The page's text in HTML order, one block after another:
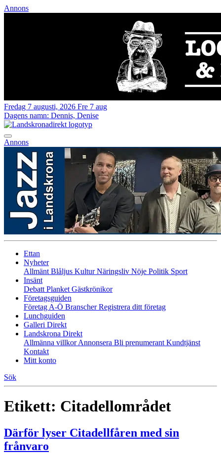
Annons
Fredag 7 augusti, 2026 Fre 7 aug
Dagens namn: Dennis, Denise
Annons
Ettan
Nyheter
Allmänt Blåljus KulturNäringsliv Nöje Politik Sport
Insänt
Debatt Planket Gästkrönikor
Företagsguiden
Företag A-Ö BranscherRegistrera ditt företag
Lunchguiden
Galleri Direkt
Landskrona Direkt
Allmänna villkorAnnonsera Bli prenumerant Kundtjänst
Kontakt
Mitt konto
Sök
Etikett: Citadellområdet
Därför lyser Citadellfåren med sin
frånvaro